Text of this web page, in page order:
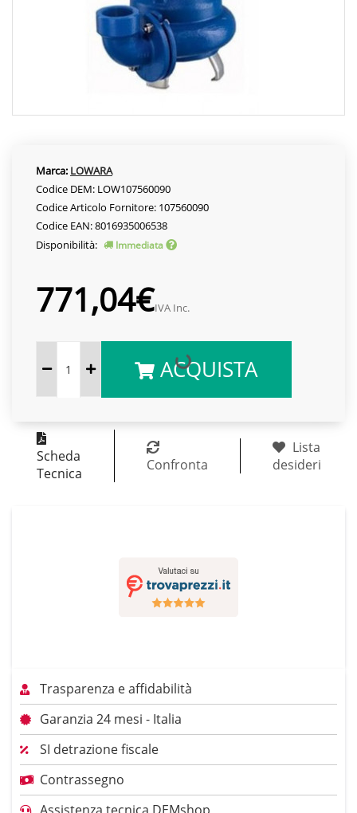
Marca: LOWARA
Codice DEM: LOW107560090
Codice Articolo Fornitore: 107560090
Codice EAN: 8016935006538
Disponibilità:
Immediata
771,04€IVA Inc.
ACQUISTA
Scheda
Tecnica
Confronta
Lista
desideri
Trasparenza e affidabilità
Garanzia 24 mesi - Italia
SI detrazione fiscale
Contrassegno